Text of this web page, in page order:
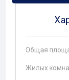
Общая
Жилых